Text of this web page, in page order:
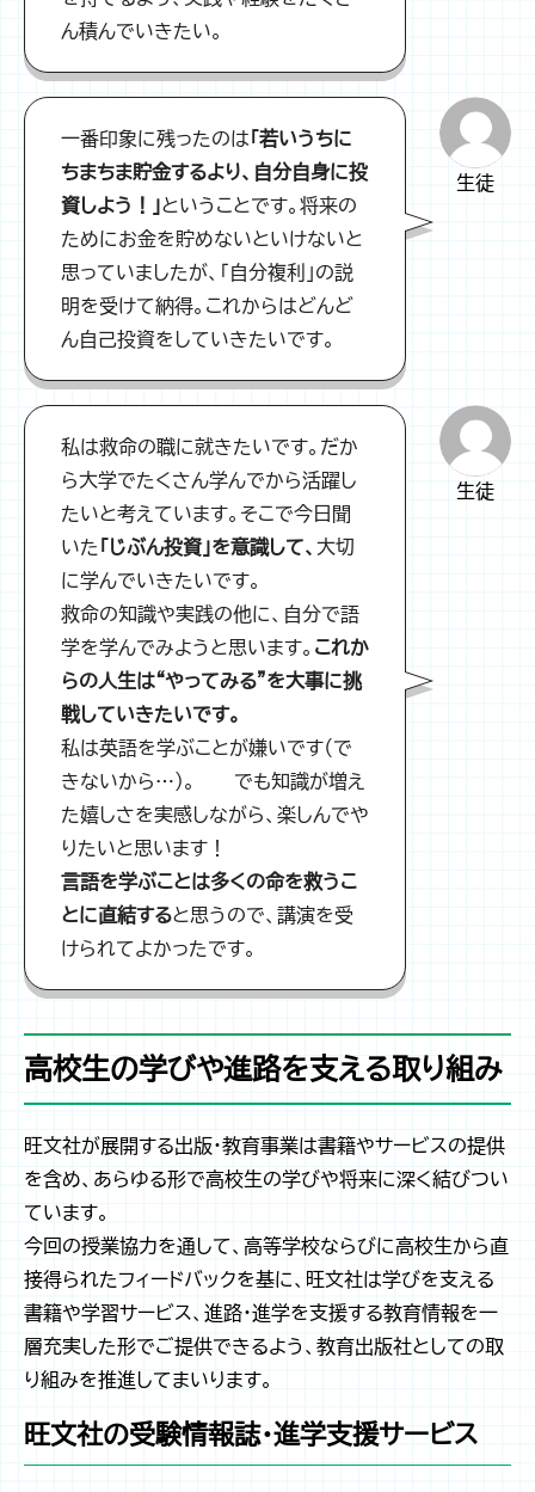
ん積んでいきたい。
生徒
一番印象に残ったのは 「若いうちに
ちまちま貯金するより、自分自身に投
資しよう！」ということです。将来の
ためにお金を貯めないといけないと
思っていましたが、「自分複利」の説
明を受けて納得。これからはどんど
ん自己投資をしていきたいです。
生徒
私は救命の職に就きたいです。だか
ら大学でたくさん学んでから活躍し
たいと考えています。そこで今日聞
いた
「じぶん投資」を意識して、 大切
に学んでいきたいです。
救命の知識や実践の他に、自分で語
学を学んでみようと思います。 これか
らの人生は“やってみる”を大事に挑
戦していきたいです。
私は英語を学ぶことが嫌いです（で
きないから…）。――でも知識が増え
た嬉しさを実感しながら、楽しんでや
りたいと思います！
言語を学ぶことは多くの命を救うこ
とに直結すると思うので、講演を受
けられてよかったです。
高校生の学びや進路を支える取り組み
旺文社が展開する出版・教育事業は書籍やサービスの提供
を含め、あらゆる形で高校生の学びや将来に深く結びつい
ています。
今回の授業協力を通して、高等学校ならびに高校生から直
接得られたフィードバックを基に、旺文社は学びを支える
書籍や学習サービス、進路・進学を支援する教育情報を一
層充実した形でご提供できるよう、教育出版社としての取
り組みを推進してまいります。
旺文社の受験情報誌・進学支援サービス